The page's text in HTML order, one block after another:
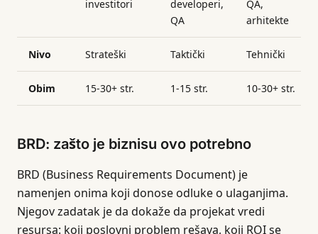
investitori
developeri,
QA
QA,
arhitekte
Nivo Strateški Taktički Tehnički
Obim 15-30+ str. 1-15 str. 10-30+ str.
BRD: zašto je biznisu ovo potrebno
BRD (Business Requirements Document) je
namenjen onima koji donose odluke o ulaganjima.
Njegov zadatak je da dokaže da projekat vredi
resursa: koji poslovni problem rešava, koji ROI se